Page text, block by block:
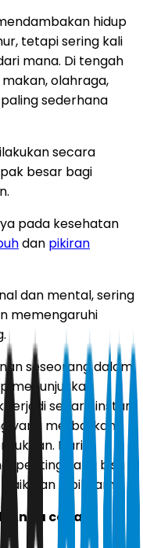
hidup
tetapi sering kali
mana. Di tengah
olahraga,
sederhana
secara
besar bagi
pada kesehatan
dan pikiran
dan mental, sering
memengaruhi
seseorang dalam
menunjukkan
secara instan,
yang melibatkan
Dari
penting yang bisa
dan lebih lama.
Anda coba